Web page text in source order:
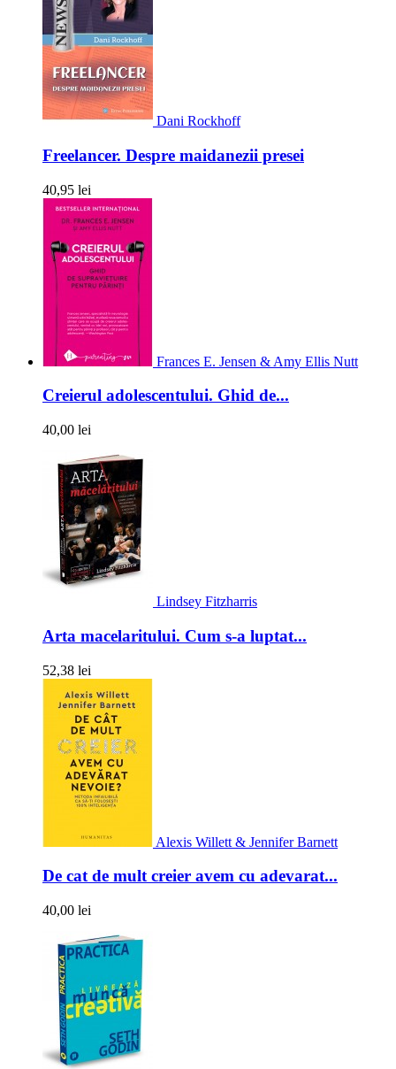
Dani Rockhoff
Freelancer. Despre maidanezii presei
40,95 lei
Frances E. Jensen & Amy Ellis Nutt
Creierul adolescentului. Ghid de...
40,00 lei
Lindsey Fitzharris
Arta macelaritului. Cum s-a luptat...
52,38 lei
Alexis Willett & Jennifer Barnett
De cat de mult creier avem cu adevarat...
40,00 lei